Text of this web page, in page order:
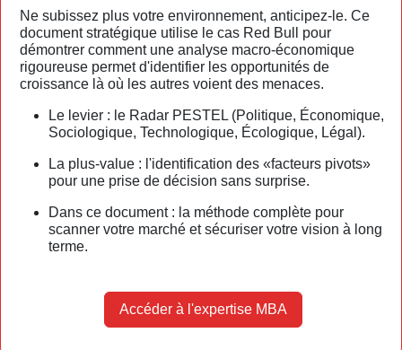
Ne subissez plus votre environnement, anticipez-le. Ce
document stratégique utilise le cas Red Bull pour
démontrer comment une analyse macro-économique
rigoureuse permet d'identifier les opportunités de
croissance là où les autres voient des menaces.
Le levier : le Radar PESTEL (Politique, Économique,
Sociologique, Technologique, Écologique, Légal).
La plus-value : l'identification des «facteurs pivots»
pour une prise de décision sans surprise.
Dans ce document : la méthode complète pour
scanner votre marché et sécuriser votre vision à long
terme.
Accéder à l'expertise MBA